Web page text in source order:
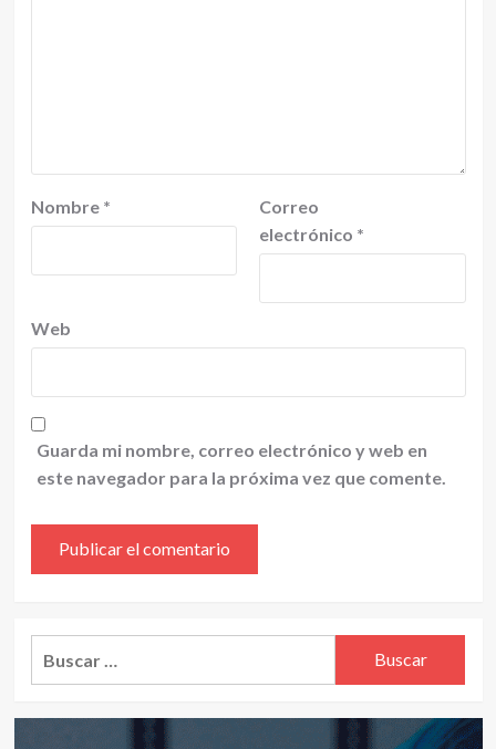
Nombre *
Correo
electrónico *
Web
Guarda mi nombre, correo electrónico y web en
este navegador para la próxima vez que comente.